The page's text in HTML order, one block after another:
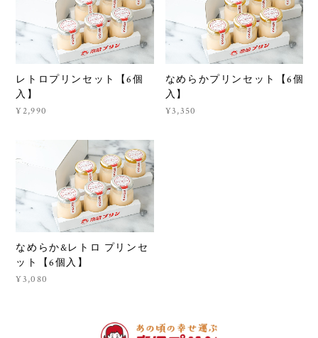
レトロプリンセット【6個
入】
¥2,990
なめらかプリンセット【6個
入】
¥3,350
なめらか&レトロ プリンセ
ット【6個入】
¥3,080